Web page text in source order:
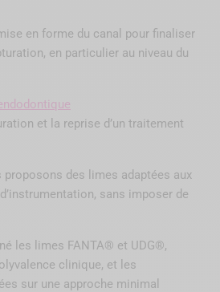
en forme du canal pour finaliser
en particulier au niveau du
et la reprise d’un traitement
proposons des limes adaptées aux
sans imposer de
les limes FANTA® et UDG®,
clinique, et les
sur une approche minimal